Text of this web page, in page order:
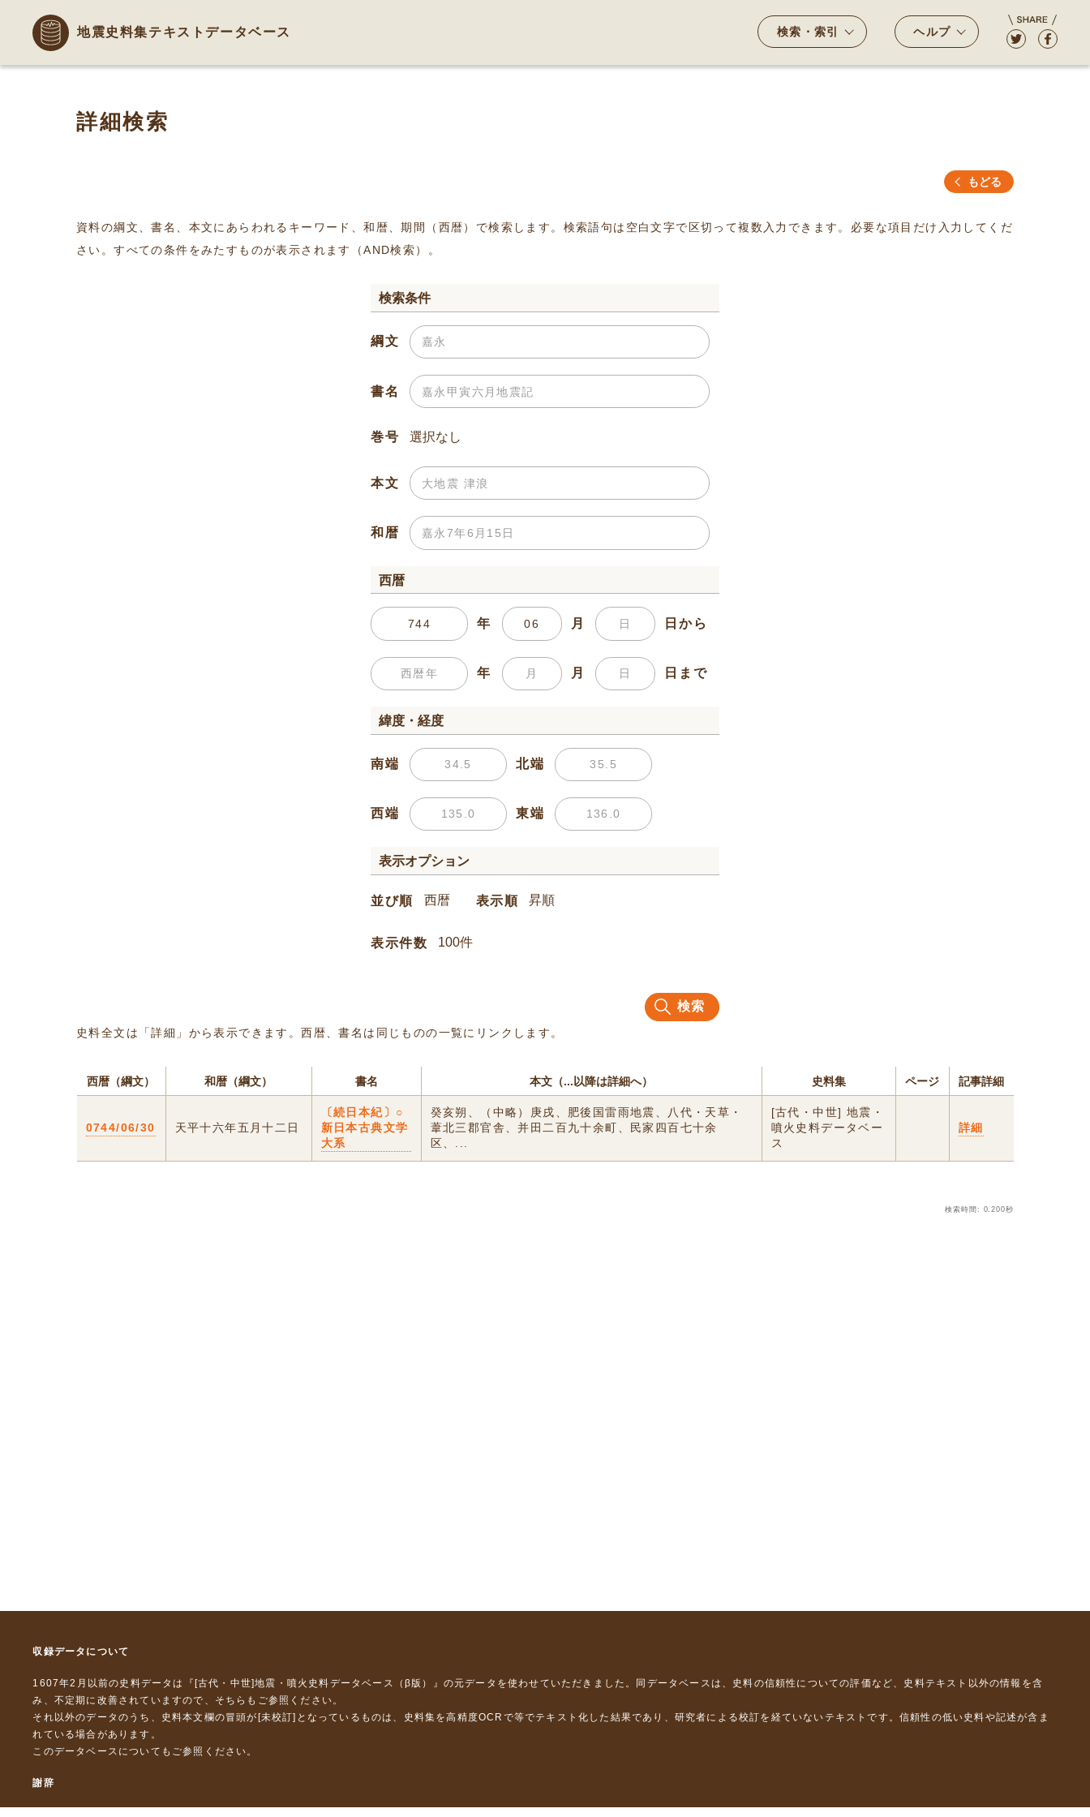
地震史料集テキストデータベース 検索・索引 ヘルプ
詳細検索
もどる
資料の綱文、書名、本文にあらわれるキーワード、和暦、期間（西暦）で検索します。検索語句は空白文字で区切って複数入力できます。必要な項目だけ入力してくだ
さい。すべての条件をみたすものが表示されます（AND検索）。
検索条件
綱文
書名
巻号
本文
和暦
西暦
年 月 日から
年 月 日まで
緯度・経度
南端 北端
西端 東端
表示オプション
並び順 表示順
表示件数
検索
史料全文は「詳細」から表示できます。西暦、書名は同じものの一覧にリンクします。
西暦（綱文） 和暦（綱文） 書名 本文（...以降は詳細へ） 史料集 ページ 記事詳細
0744/06/30 天平十六年五月十二日
〔続日本紀〕○
新日本古典文学
大系
癸亥朔、（中略）庚戌、肥後国雷雨地震、八代・天草・
葦北三郡官舎、并田二百九十余町、民家四百七十余
区、...
[古代・中世] 地震・
噴火史料データベー
ス
詳細
検索時間: 0.200秒
収録データについて
1607年2月以前の史料データは『 [古代・中世]地震・噴火史料データベース（β版）』 の元データを使わせていただきました。同データベースは、史料の信頼性についての評価など、史料テキスト以外の情報を含
み、不定期に改善されていますので、 そちら もご参照ください。
それ以外のデータのうち、史料本文欄の冒頭が[未校訂]となっているものは、史料集を高精度OCRで等でテキスト化した結果であり、研究者による校訂を経ていないテキストです。信頼性の低い史料や記述が含ま
れている場合があります。
このデータベースについて もご参照ください。
謝辞